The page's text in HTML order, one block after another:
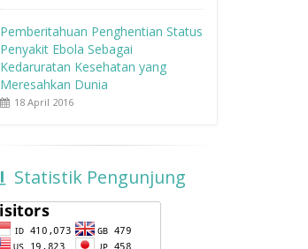
Pemberitahuan Penghentian Status
Penyakit Ebola Sebagai
Kedaruratan Kesehatan yang
Meresahkan Dunia
18 April 2016
Statistik Pengunjung